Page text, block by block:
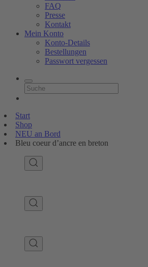
FAQ
Presse
Kontakt
Mein Konto
Konto-Details
Bestellungen
Passwort vergessen
Start
Shop
NEU an Bord
Bleu coeur d’ancre en breton